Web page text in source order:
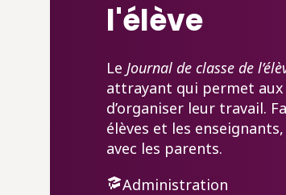
l'élève
Le Journal de classe de
attrayant qui permet aux
d’organiser leur travail.
élèves et les
avec les parents.
Administration